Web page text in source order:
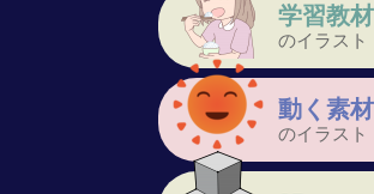
学習教材
のイラスト
動く素材
のイラスト